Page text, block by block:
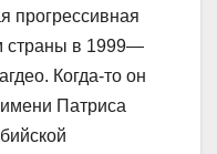
прогрессивная
страны в 1999—
Когда-то он
Патриса